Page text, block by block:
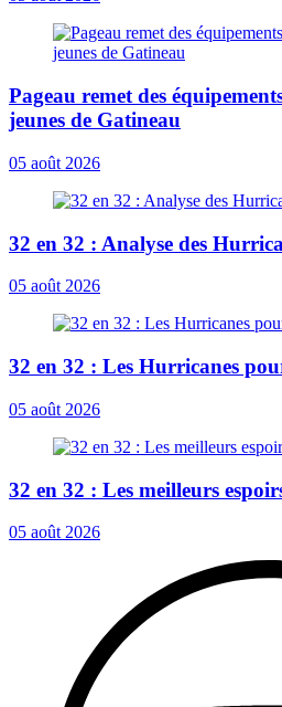
Pageau remet des
jeunes de Gatineau
05 août 2026
32 en 32 : Analyse des
05 août 2026
32 en 32 : Les Hurricanes
05 août 2026
32 en 32 : Les meilleurs
05 août 2026